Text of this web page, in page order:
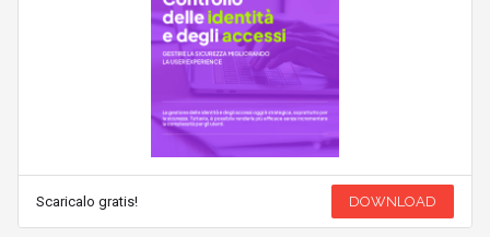
Scaricalo gratis! DOWNLOAD